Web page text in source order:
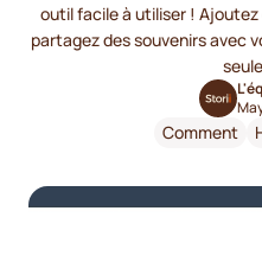
outil facile à utiliser !
partagez des souvenirs avec
Comment